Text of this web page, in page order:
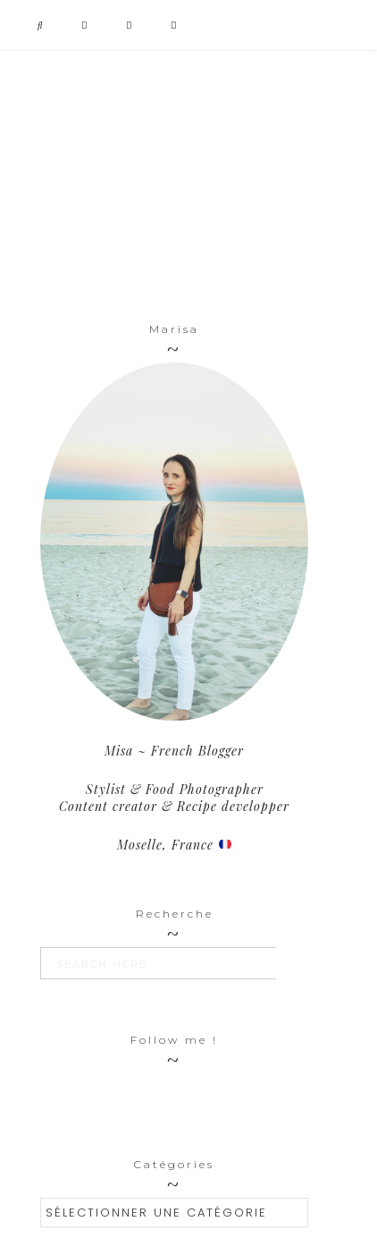
Marisa
Misa ~ French Blogger
Stylist & Food Photographer
Content creator & Recipe developper
Moselle, France
Recherche
Search SEARCH BUTTON
Follow me !
Catégories
Catégories